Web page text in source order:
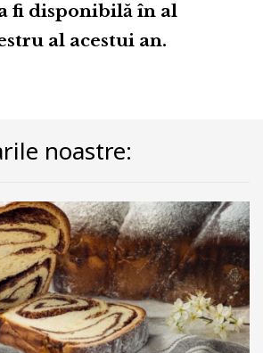
fi disponibilă în al
al acestui an.
noastre: